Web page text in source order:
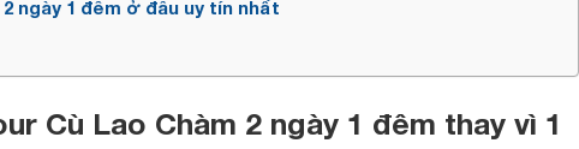
ngày 1 đêm ở đâu uy tín nhất
Cù Lao Chàm 2 ngày 1 đêm thay vì 1